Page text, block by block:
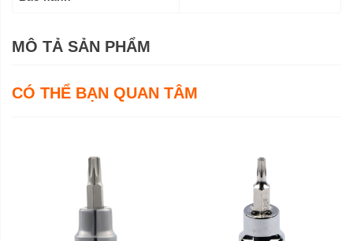
MÔ TẢ SẢN PHẨM
CÓ THỂ BẠN QUAN TÂM